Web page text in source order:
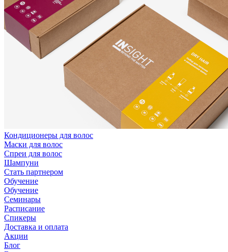
Кондиционеры для волос
Маски для волос
Спреи для волос
Шампуни
Стать партнером
Обучение
Обучение
Семинары
Расписание
Спикеры
Доставка и оплата
Акции
Блог